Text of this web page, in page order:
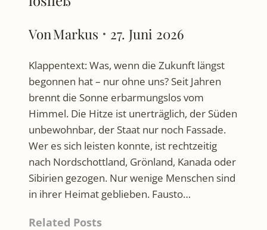
VonMarkus 27. Juni 2026
Klappentext: Was, wenn die Zukunft längst
begonnen hat – nur ohne uns? Seit Jahren
brennt die Sonne erbarmungslos vom
Himmel. Die Hitze ist unerträglich, der Süden
unbewohnbar, der Staat nur noch Fassade.
Wer es sich leisten konnte, ist rechtzeitig
nach Nordschottland, Grönland, Kanada oder
Sibirien gezogen. Nur wenige Menschen sind
in ihrer Heimat geblieben. Fausto…
Related Posts